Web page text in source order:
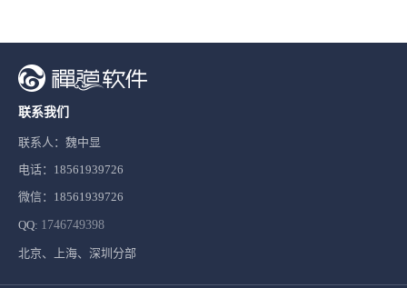
联系我们
联系人：魏中显
电话：18561939726
微信：18561939726
QQ: 1746749398
北京、上海、深圳分部